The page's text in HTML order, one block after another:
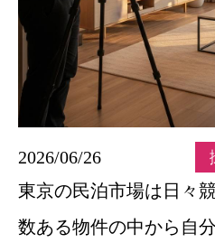
2026/06/26
東京の民泊市場は日々
数ある物件の中から自